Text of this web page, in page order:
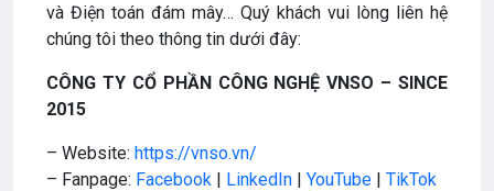
và Điện toán đám mây… Quý khách vui lòng liên hệ
chúng tôi theo thông tin dưới đây:
CÔNG TY CỔ PHẦN CÔNG NGHỆ VNSO – SINCE
2015
– Website: https://vnso.vn/
– Fanpage: Facebook | LinkedIn | YouTube | TikTok